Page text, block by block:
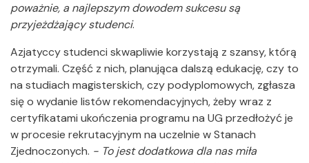
poważnie, a najlepszym dowodem sukcesu są
przyjeżdżający studenci.
Azjatyccy studenci skwapliwie korzystają z szansy, którą
otrzymali. Część z nich, planująca dalszą edukację, czy to
na studiach magisterskich, czy podyplomowych, zgłasza
się o wydanie listów rekomendacyjnych, żeby wraz z
certyfikatami ukończenia programu na UG przedłożyć je
w procesie rekrutacyjnym na uczelnie w Stanach
Zjednoczonych. - To jest dodatkowa dla nas miła